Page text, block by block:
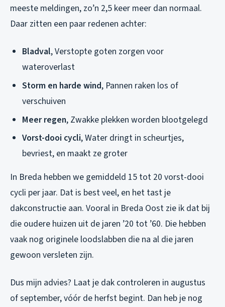
meeste meldingen, zo’n 2,5 keer meer dan normaal.
Daar zitten een paar redenen achter:
Bladval, Verstopte goten zorgen voor
wateroverlast
Storm en harde wind, Pannen raken los of
verschuiven
Meer regen, Zwakke plekken worden blootgelegd
Vorst-dooi cycli, Water dringt in scheurtjes,
bevriest, en maakt ze groter
In Breda hebben we gemiddeld 15 tot 20 vorst-dooi
cycli per jaar. Dat is best veel, en het tast je
dakconstructie aan. Vooral in Breda Oost zie ik dat bij
die oudere huizen uit de jaren ’20 tot ’60. Die hebben
vaak nog originele loodslabben die na al die jaren
gewoon versleten zijn.
Dus mijn advies? Laat je dak controleren in augustus
of september, vóór de herfst begint. Dan heb je nog